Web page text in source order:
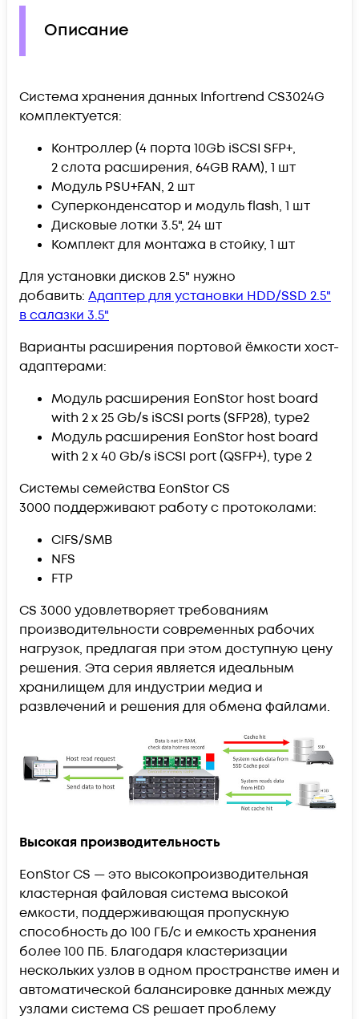
Описание
Система хранения данных Infortrend CS3024G
комплектуется:
Контроллер (4 порта 10Gb iSCSI SFP+,
2 слота расширения, 64GB RAM), 1 шт
Модуль PSU+FAN, 2 шт
Суперконденсатор и модуль flash, 1 шт
Дисковые лотки 3.5", 24 шт
Комплект для монтажа в стойку, 1 шт
Для установки дисков 2.5" нужно
добавить: Адаптер для установки HDD/SSD 2.5"
в салазки 3.5"
Варианты расширения портовой ёмкости хост-
адаптерами:
Модуль расширения EonStor host board
with 2 x 25 Gb/s iSCSI ports (SFP28), type2
Модуль расширения EonStor host board
with 2 x 40 Gb/s iSCSI port (QSFP+), type 2
Cистемы семейства EonStor CS
3000 поддерживают работу с протоколами:
CIFS/SMB
NFS
FTP
CS 3000 удовлетворяет требованиям
производительности современных рабочих
нагрузок, предлагая при этом доступную цену
решения. Эта серия является идеальным
хранилищем для индустрии медиа и
развлечений и решения для обмена файлами.
Высокая производительность
EonStor CS — это высокопроизводительная
кластерная файловая система высокой
емкости, поддерживающая пропускную
способность до 100 ГБ/с и емкость хранения
более 100 ПБ. Благодаря кластеризации
нескольких узлов в одном пространстве имен и
автоматической балансировке данных между
узлами система CS решает проблему